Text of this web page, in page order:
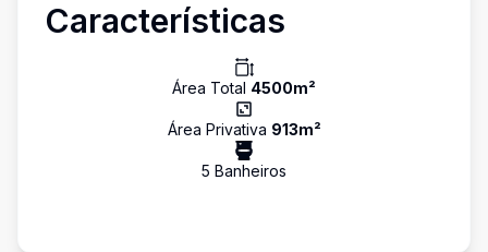
Características
Área Total 4500m²
Área Privativa 913m²
5 Banheiros